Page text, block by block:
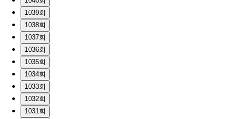
1039회
1038회
1037회
1036회
1035회
1034회
1033회
1032회
1031회